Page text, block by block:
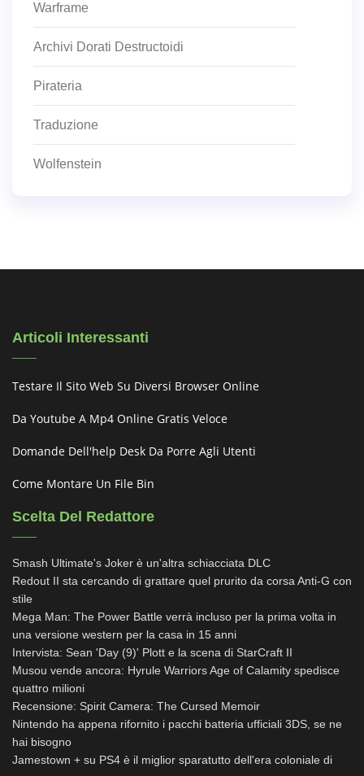
Warframe
Archivi Dorati Destructoidi
Pirateria
Traduzione
Wolfenstein
Articoli Interessanti
Testare Il Sito Web Su Diversi Browser Online
Da Youtube A Mp4 Online Gratis Veloce
Domande Dell'help Desk Da Porre Agli Utenti
Come Montare Un File Bin
Scelta Del Redattore
Smash Ultimate's Joker è un'altra schiacciata DLC
Redout II sta cercando di grattare quel prurito da corsa Anti-G con
stile
Mega Man: The Power Battle verrà incluso per la prima volta in
una versione western per la casa in 15 anni
Intervista: Sean 'Day (9)' Plott e la scena di StarCraft II
Musou vende ancora: Hyrule Warriors Age of Calamity spedisce
quattro milioni
Recensione: Spirit Camera: The Cursed Memoir
Nintendo ha appena rifornito i pacchi batteria ufficiali 3DS, se ne
hai bisogno
Jamestown + su PS4 è il miglior sparatutto dell'era coloniale di